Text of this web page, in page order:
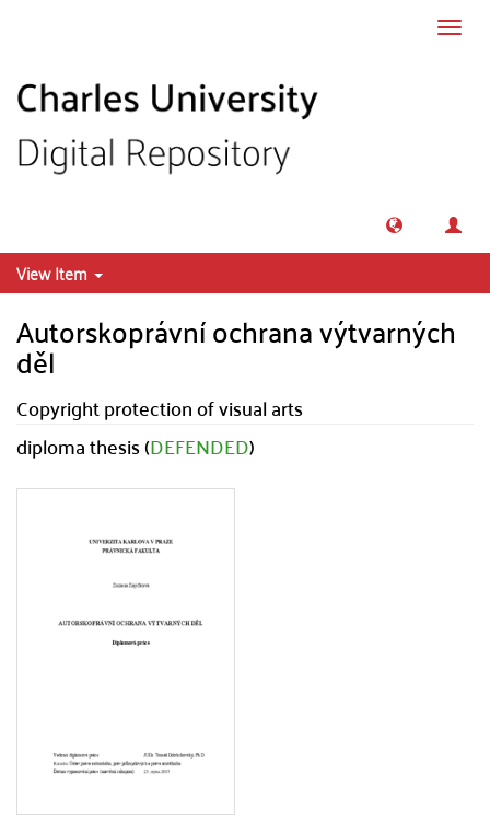
View Item
Autorskoprávní ochrana výtvarných
děl
Copyright protection of visual arts
diploma thesis (DEFENDED)